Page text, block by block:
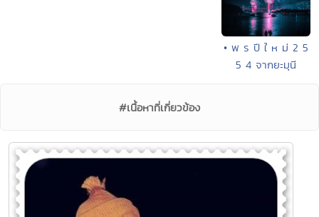
• พ ร ปี ใ ห ม่ 2 5
5 4 จากยะมุนี
#เนื้อหาที่เกี่ยวข้อง